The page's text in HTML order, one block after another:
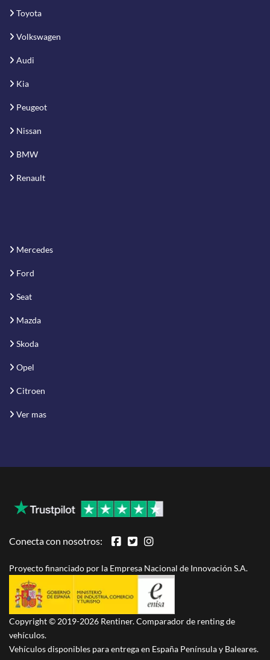
Toyota
Volkswagen
Audi
Kia
Peugeot
Nissan
BMW
Renault
Mercedes
Ford
Seat
Mazda
Skoda
Opel
Citroen
Ver mas
Conecta con nosotros:
Proyecto financiado por la Empresa Nacional de Innovación S.A.
Copyright © 2019-2026 Rentiner. Comparador de renting de
vehículos.
Vehículos disponibles para entrega en España Península y Baleares.